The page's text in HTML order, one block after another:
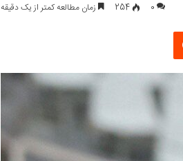
0
254 زمان مطالعه کمتر از یک دقیقه